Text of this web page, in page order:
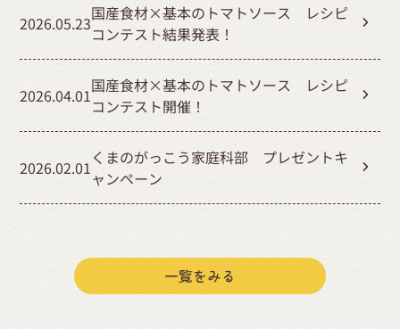
2026.05.23国産食材×基本のトマトソース レシピ
コンテスト結果発表！
2026.04.01国産食材×基本のトマトソース レシピ
コンテスト開催！
2026.02.01くまのがっこう家庭科部 プレゼントキ
ャンペーン
一覧をみる